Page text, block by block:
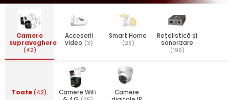
Camere
supraveghere
(42)
Accesorii
video (3)
Smart Home
(26)
Rețelistică și
sonorizare
(196)
Toate(42)
Camere WiFi
Camere